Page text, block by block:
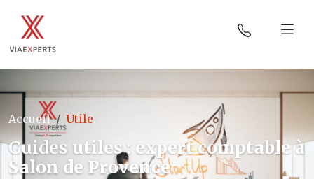
Accueil Utile
Guides utiles: expert comptableà
Salon de Provence